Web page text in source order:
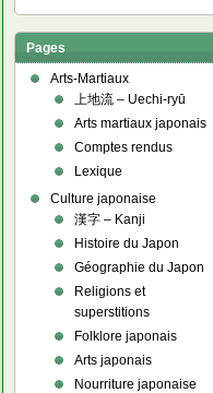
Pages
Arts-Martiaux
上地流 – Uechi-ryū
Arts martiaux japonais
Comptes rendus
Lexique
Culture japonaise
漢字 – Kanji
Histoire du Japon
Géographie du Japon
Religions et
superstitions
Folklore japonais
Arts japonais
Nourriture japonaise